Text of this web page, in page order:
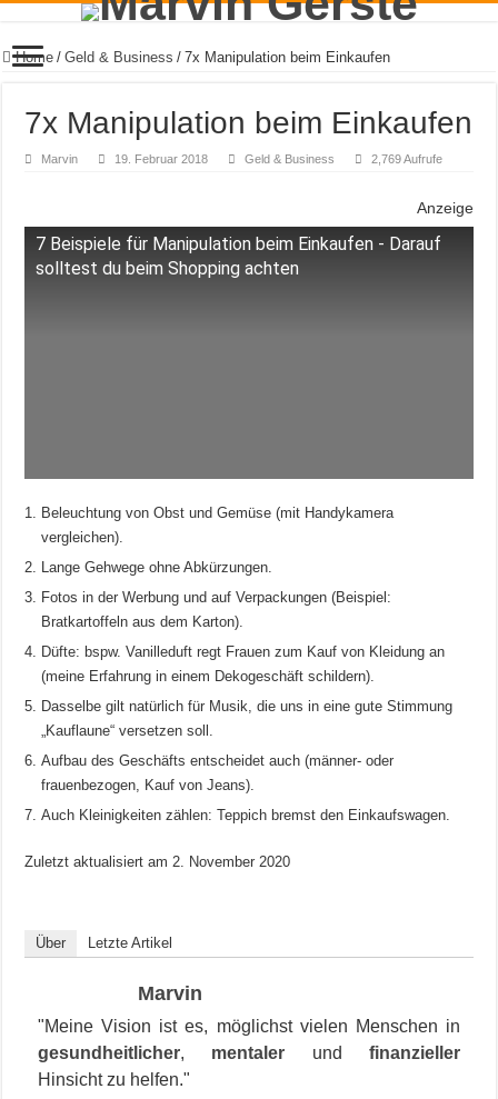
Home / Geld & Business / 7x Manipulation beim Einkaufen
7x Manipulation beim Einkaufen
Marvin 19. Februar 2018 Geld & Business 2,769 Aufrufe
Anzeige
7 Beispiele für Manipulation beim Einkaufen - Darauf
solltest du beim Shopping achten
Beleuchtung von Obst und Gemüse (mit Handykamera
vergleichen).
Lange Gehwege ohne Abkürzungen.
Fotos in der Werbung und auf Verpackungen (Beispiel:
Bratkartoffeln aus dem Karton).
Düfte: bspw. Vanilleduft regt Frauen zum Kauf von Kleidung an
(meine Erfahrung in einem Dekogeschäft schildern).
Dasselbe gilt natürlich für Musik, die uns in eine gute Stimmung
„Kauflaune“ versetzen soll.
Aufbau des Geschäfts entscheidet auch (männer- oder
frauenbezogen, Kauf von Jeans).
Auch Kleinigkeiten zählen: Teppich bremst den Einkaufswagen.
Zuletzt aktualisiert am 2. November 2020
Über Letzte Artikel
Marvin
"Meine Vision ist es, möglichst vielen Menschen in
gesundheitlicher, mentaler und finanzieller
Hinsicht zu helfen."